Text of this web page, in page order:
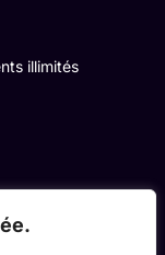
illimités